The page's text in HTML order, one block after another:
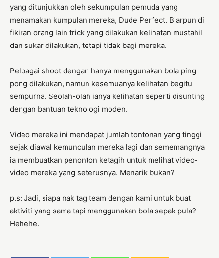
yang ditunjukkan oleh sekumpulan pemuda yang
menamakan kumpulan mereka, Dude Perfect. Biarpun di
fikiran orang lain trick yang dilakukan kelihatan mustahil
dan sukar dilakukan, tetapi tidak bagi mereka.
Pelbagai shoot dengan hanya menggunakan bola ping
pong dilakukan, namun kesemuanya kelihatan begitu
sempurna. Seolah-olah ianya kelihatan seperti disunting
dengan bantuan teknologi moden.
Video mereka ini mendapat jumlah tontonan yang tinggi
sejak diawal kemunculan mereka lagi dan sememangnya
ia membuatkan penonton ketagih untuk melihat video-
video mereka yang seterusnya. Menarik bukan?
p.s: Jadi, siapa nak tag team dengan kami untuk buat
aktiviti yang sama tapi menggunakan bola sepak pula?
Hehehe.